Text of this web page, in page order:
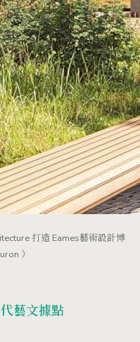
打造 Eames藝術設計博
）
藝文據點